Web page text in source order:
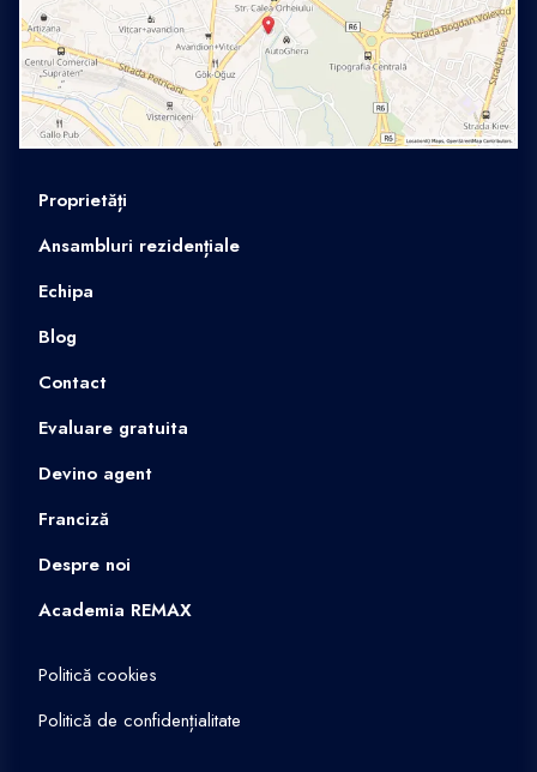
Proprietăți
Ansambluri rezidențiale
Echipa
Blog
Contact
Evaluare gratuita
Devino agent
Franciză
Despre noi
Academia REMAX
Politică cookies
Politică de confidențialitate